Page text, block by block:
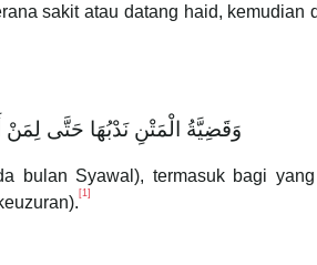
sakit atau datang haid, kemudian
‌وَقَضِيَّةُ ‌الْمَتْنِ ‌نَدْبُهَا حَتَّى
bulan Syawal), termasuk bagi
[1]